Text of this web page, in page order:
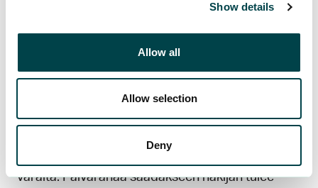
Show details
Allow all
Allow selection
Deny
Vakuutustulo olisi voimassa 12 kuukautta ja tuloa
henkilö sekä henkilö, joka palkkatyön tai
yritystoiminnassa työllistymisen lisäksi toimii
perhehoitajana tai saa työskentelyapurahaa, voisi
valita, minkä tai mitkä tulonlähteet hän haluaa
varalta. Päivärahaa saadakseen hakijan tulee